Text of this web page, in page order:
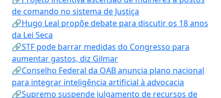
de comando no sistema de Justiça
🔗Hugo Leal propõe debate para discutir os 18 anos
da Lei Seca
🔗STF pode barrar medidas do Congresso para
aumentar gastos, diz Gilmar
🔗Conselho Federal da OAB anuncia plano nacional
para integrar inteligência artificial à advocacia
🔗Supremo suspende julgamento de recursos de